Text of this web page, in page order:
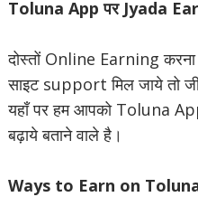
Toluna App पर Jyada
दोस्तों Online Earning करना
साइट support मिल जाये तो
यहाँ पर हम आपको Toluna
बढ़ाये बताने वाले है।
Ways to Earn on